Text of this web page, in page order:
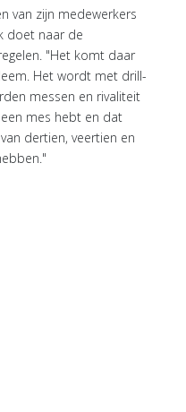
van zijn medewerkers
doet naar de
"Het komt daar
Het wordt met drill-
messen en rivaliteit
mes hebt en dat
dertien, veertien en